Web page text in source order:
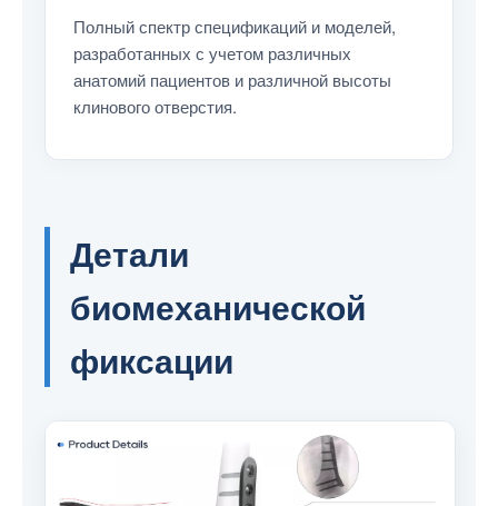
Полный спектр спецификаций и моделей,
разработанных с учетом различных
анатомий пациентов и различной высоты
клинового отверстия.
Детали
биомеханической
фиксации